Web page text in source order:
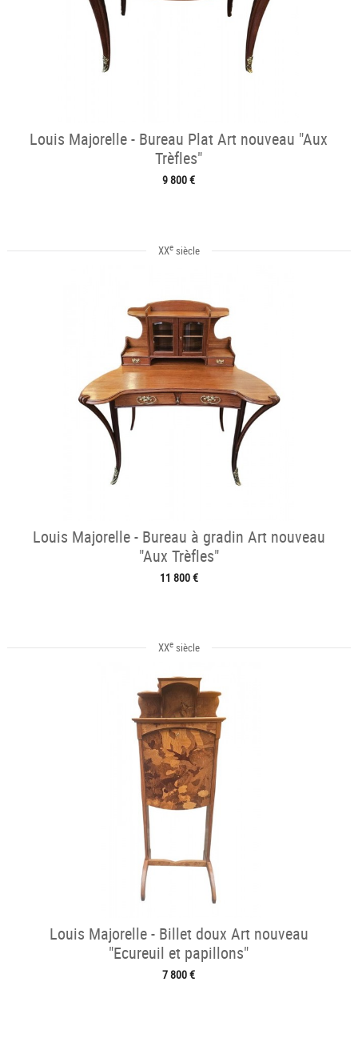
Louis Majorelle - Bureau Plat Art nouveau "Aux
Trèfles"
9 800 €
XXesiècle
Louis Majorelle - Bureau à gradin Art nouveau
"Aux Trèfles"
11 800 €
XXesiècle
Louis Majorelle - Billet doux Art nouveau
"Ecureuil et papillons"
7 800 €